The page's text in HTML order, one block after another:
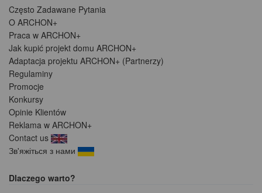
Często Zadawane Pytania
O ARCHON+
Praca w ARCHON+
Jak kupić projekt domu ARCHON+
Adaptacja projektu ARCHON+ (Partnerzy)
Regulaminy
Promocje
Konkursy
Opinie Klientów
Reklama w ARCHON+
Contact us
Зв'яжіться з нами
Dlaczego warto?